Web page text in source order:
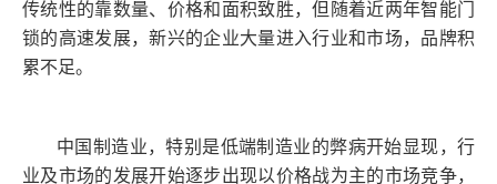
传统性的靠数量、价格和面积致胜，但随着近两年智能门
锁的高速发展，新兴的企业大量进入行业和市场，品牌积
累不足。
中国制造业，特别是低端制造业的弊病开始显现，行
业及市场的发展开始逐步出现以价格战为主的市场竞争，